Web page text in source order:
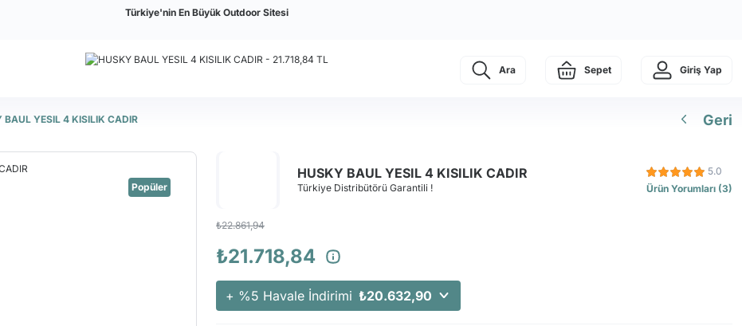
Türkiye'nin En Büyük Outdoor Sitesi
Ara Sepet Giriş Yap
BAUL YESIL 4 KISILIK CADIR Geri
Popüler
HUSKY BAUL YESIL 4 KISILIK CADIR
Türkiye Distribütörü Garantili !
5.0
Ürün Yorumları (3)
₺22.861,94
₺21.718,84
+ %5 Havale İndirimi ₺20.632,90